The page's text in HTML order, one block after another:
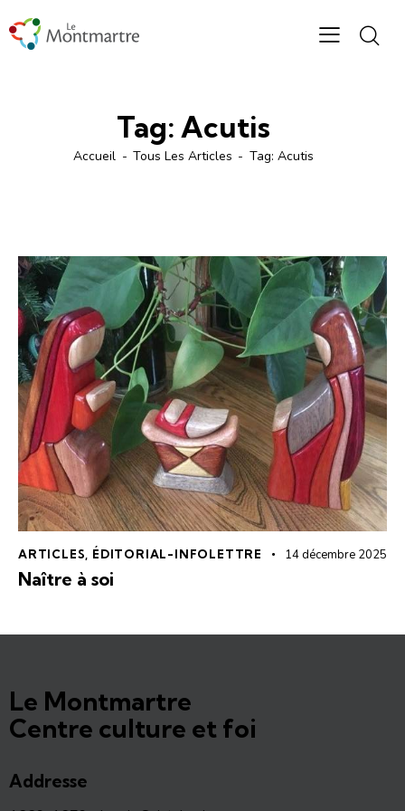
Tag: Acutis
Accueil Tous Les Articles Tag: Acutis
ARTICLES, ÉDITORIAL-INFOLETTRE 14 décembre 2025
Naître à soi
Le Montmartre
Centre culture et foi
Addresse